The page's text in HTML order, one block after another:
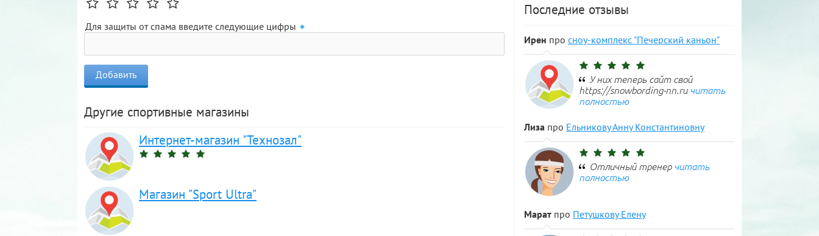
Для защиты от спама введите следующие цифры
Другие спортивные магазины
Интернет-магазин "Технозал"
Магазин "Sport Ultra"
Последние отзывы
Ирен про сноу-комплекс "Печерский каньон"
У них теперь сайт свой
https://snowbording-nn.ru читать
полностью
Лиза про Ельникову Анну Константиновну
Отличный тренер читать
полностью
Марат про Петушкову Елену